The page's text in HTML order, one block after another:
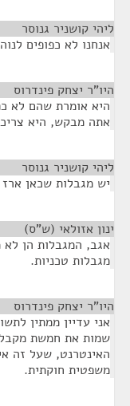
ליהי קושניר גנוסר
אנחנו לא כפופים
היו"ר יצחק פינדרוס
היא אומרת שהם לא
אתה מבקש, היא
ליהי קושניר גנוסר
יש מגבלות שכאן
ינון אזולאי (ש"ס)
אגב, המגבלות הן
מגבלות טכניות.
היו"ר יצחק פינדרוס
אני עדיין ממתין
שמות את חמשת
האינטרנט, שעל זה
משפטית חוקתית.